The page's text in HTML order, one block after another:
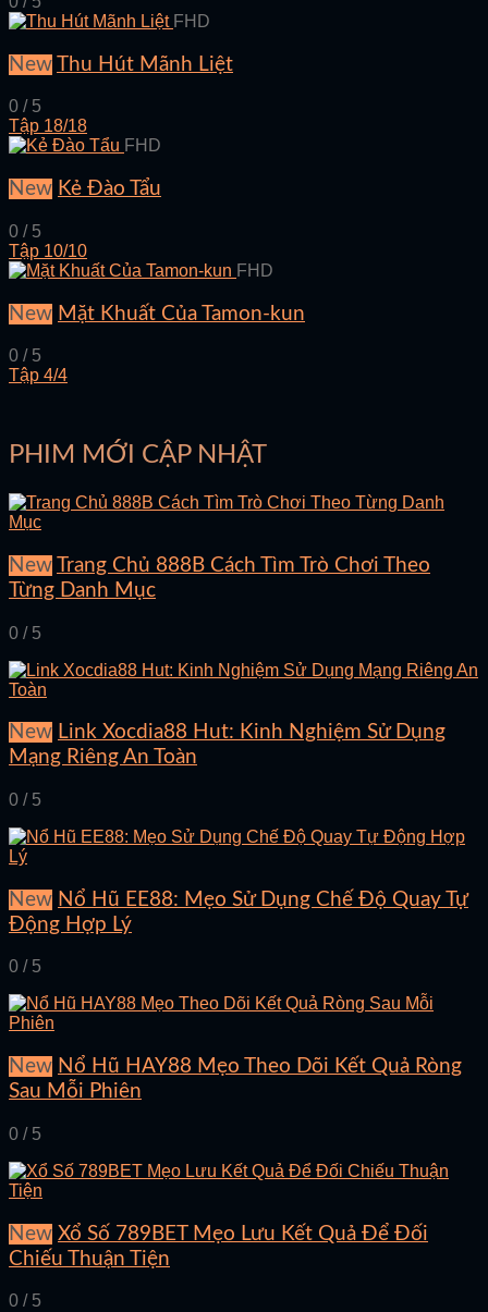
FHD
New Thu Hút Mãnh Liệt
0 / 5
Tập 18/18
FHD
New Kẻ Đào Tẩu
0 / 5
Tập 10/10
FHD
New Mặt Khuất Của Tamon-kun
0 / 5
Tập 4/4
PHIM MỚI CẬP NHẬT
New Trang Chủ 888B Cách Tìm Trò Chơi Theo
Từng Danh Mục
0 / 5
New Link Xocdia88 Hut: Kinh Nghiệm Sử Dụng
Mạng Riêng An Toàn
0 / 5
New Nổ Hũ EE88: Mẹo Sử Dụng Chế Độ Quay Tự
Động Hợp Lý
0 / 5
New Nổ Hũ HAY88 Mẹo Theo Dõi Kết Quả Ròng
Sau Mỗi Phiên
0 / 5
New Xổ Số 789BET Mẹo Lưu Kết Quả Để Đối
Chiếu Thuận Tiện
0 / 5